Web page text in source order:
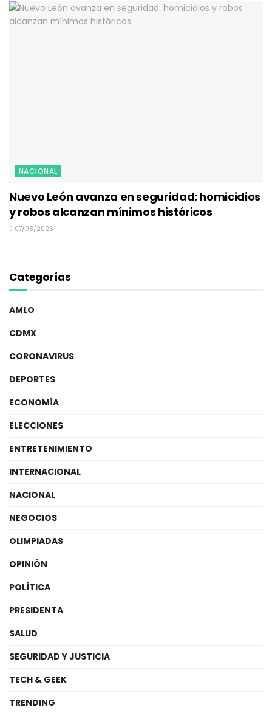
NACIONAL
Nuevo León avanza en seguridad: homicidios
y robos alcanzan mínimos históricos
07/08/2026
Categorías
AMLO
CDMX
CORONAVIRUS
DEPORTES
ECONOMÍA
ELECCIONES
ENTRETENIMIENTO
INTERNACIONAL
NACIONAL
NEGOCIOS
OLIMPIADAS
OPINIÓN
POLÍTICA
PRESIDENTA
SALUD
SEGURIDAD Y JUSTICIA
TECH & GEEK
TRENDING